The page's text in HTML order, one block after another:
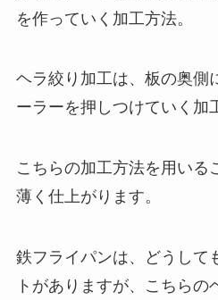
を作っていく加工方法。
ヘラ絞り加工は、板の奥側
ーラーを押しつけていく加
こちらの加工方法を用いる
薄く仕上がります。
鉄フライパンは、どうして
トがありますが、こちらの